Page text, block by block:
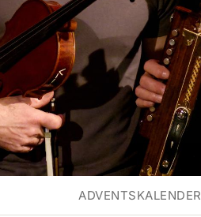
ADVENTSKALENDER